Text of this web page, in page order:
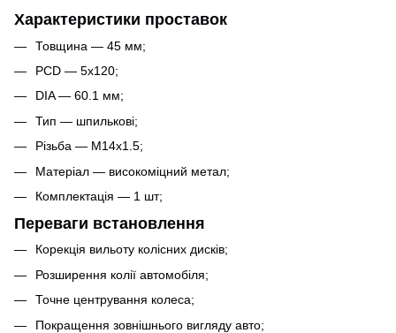
Характеристики проставок
Товщина — 45 мм;
PCD — 5x120;
DIA — 60.1 мм;
Тип — шпилькові;
Різьба — M14x1.5;
Матеріал — високоміцний метал;
Комплектація — 1 шт;
Переваги встановлення
Корекція вильоту колісних дисків;
Розширення колії автомобіля;
Точне центрування колеса;
Покращення зовнішнього вигляду авто;